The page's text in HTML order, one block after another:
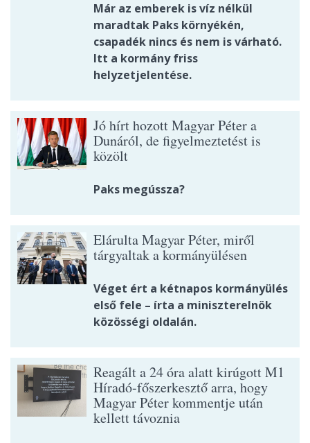
Már az emberek is víz nélkül
maradtak Paks környékén,
csapadék nincs és nem is várható.
Itt a kormány friss
helyzetjelentése.
Jó hírt hozott Magyar Péter a
Dunáról, de figyelmeztetést is
közölt
Paks megússza?
Elárulta Magyar Péter, miről
tárgyaltak a kormányülésen
Véget ért a kétnapos kormányülés
első fele – írta a miniszterelnök
közösségi oldalán.
Reagált a 24 óra alatt kirúgott M1
Híradó-főszerkesztő arra, hogy
Magyar Péter kommentje után
kellett távoznia